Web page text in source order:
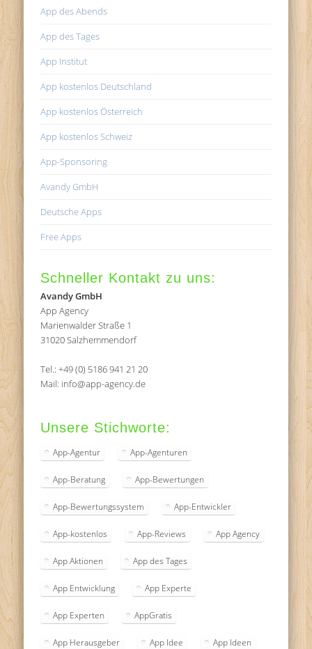
App des Abends
App des Tages
App Institut
App kostenlos Deutschland
App kostenlos Österreich
App kostenlos Schweiz
App-Sponsoring
Avandy GmbH
Deutsche Apps
Free Apps
Schneller Kontakt zu uns:
Avandy GmbH
App Agency
Marienwalder Straße 1
31020 Salzhemmendorf
Tel.: +49 (0) 5186 941 21 20
Mail: info@app-agency.de
Unsere Stichworte:
App-Agentur App-Agenturen
App-Beratung App-Bewertungen
App-Bewertungssystem App-Entwickler
App-kostenlos App-Reviews App Agency
App Aktionen App des Tages
App Entwicklung App Experte
App Experten AppGratis
App Herausgeber App Idee App Ideen